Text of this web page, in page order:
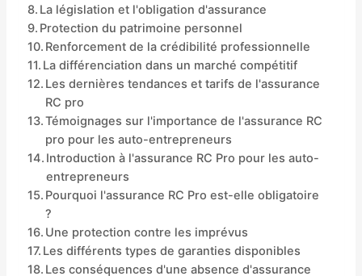
La législation et l'obligation d'assurance
Protection du patrimoine personnel
Renforcement de la crédibilité professionnelle
La différenciation dans un marché compétitif
Les dernières tendances et tarifs de l'assurance
RC pro
Témoignages sur l'importance de l'assurance RC
pro pour les auto-entrepreneurs
Introduction à l'assurance RC Pro pour les auto-
entrepreneurs
Pourquoi l'assurance RC Pro est-elle obligatoire
?
Une protection contre les imprévus
Les différents types de garanties disponibles
Les conséquences d'une absence d'assurance